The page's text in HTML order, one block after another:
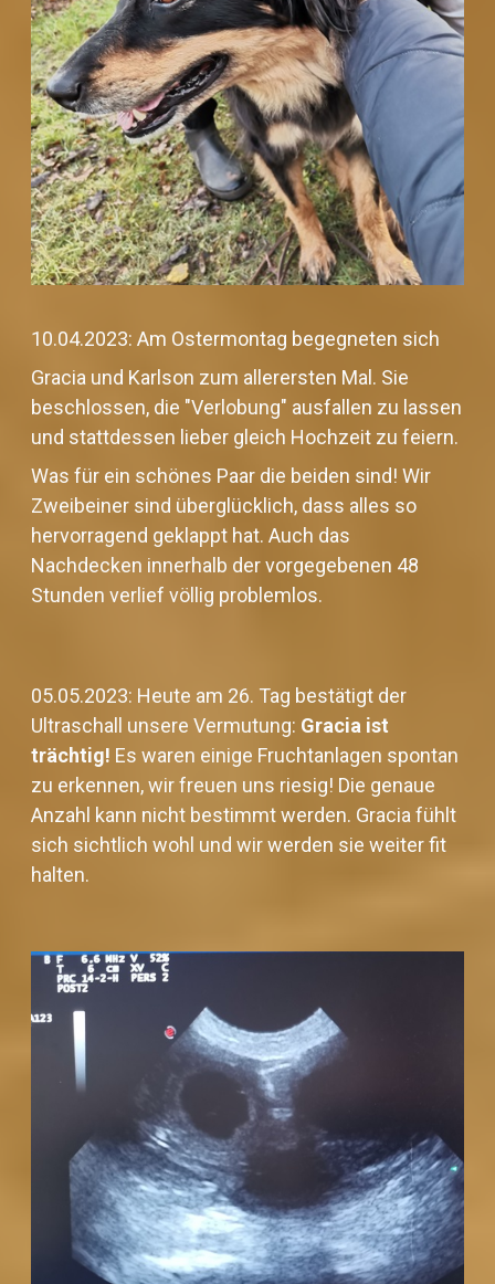
10.04.2023: Am Ostermontag begegneten sich
Gracia und Karlson zum allerersten Mal. Sie
beschlossen, die "Verlobung" ausfallen zu lassen
und stattdessen lieber gleich Hochzeit zu feiern.
Was für ein schönes Paar die beiden sind! Wir
Zweibeiner sind überglücklich, dass alles so
hervorragend geklappt hat. Auch das
Nachdecken innerhalb der vorgegebenen 48
Stunden verlief völlig problemlos.
05.05.2023: Heute am 26. Tag bestätigt der
Ultraschall unsere Vermutung: Gracia ist
trächtig! Es waren einige Fruchtanlagen spontan
zu erkennen, wir freuen uns riesig! Die genaue
Anzahl kann nicht bestimmt werden. Gracia fühlt
sich sichtlich wohl und wir werden sie weiter fit
halten.